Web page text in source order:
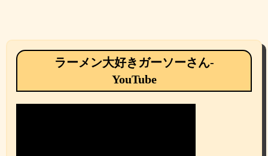
ラーメン大好きガーソーさん-
YouTube